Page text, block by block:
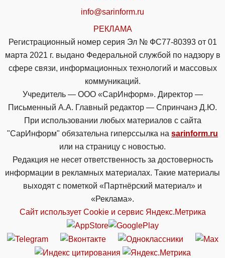
info@sarinform.ru
РЕКЛАМА
Регистрационный номер серия Эл № ФС77-80393 от 01
марта 2021 г. выдано Федеральной службой по надзору в
сфере связи, информационных технологий и массовых
коммуникаций.
Учредитель — ООО «СарИнформ». Директор —
Письменный А.А. Главный редактор — Спринчанэ Д.Ю.
При использовании любых материалов с сайта
"СарИнформ" обязательна гиперссылка на sarinform.ru
или на страницу с новостью.
Редакция не несет ответственность за достоверность
информации в рекламных материалах. Такие материалы
выходят с пометкой «Партнёрский материал» и
«Реклама».
Сайт использует Cookie и сервиc Яндекс.Метрика